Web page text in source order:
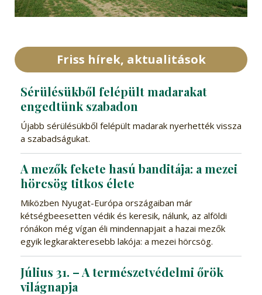
Friss hírek, aktualitások
Sérülésükből felépült madarakat
engedtünk szabadon
Újabb sérülésükből felépült madarak nyerhették vissza
a szabadságukat.
A mezők fekete hasú banditája: a mezei
hörcsög titkos élete
Miközben Nyugat-Európa országaiban már
kétségbeesetten védik és keresik, nálunk, az alföldi
rónákon még vígan éli mindennapjait a hazai mezők
egyik legkarakteresebb lakója: a mezei hörcsög.
Július 31. – A természetvédelmi őrök
világnapja